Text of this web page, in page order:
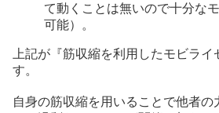
て動くことは無いので十分な
可能）。
上記が『筋収縮を利用したモビラ
す。
自身の筋収縮を用いることで他者の